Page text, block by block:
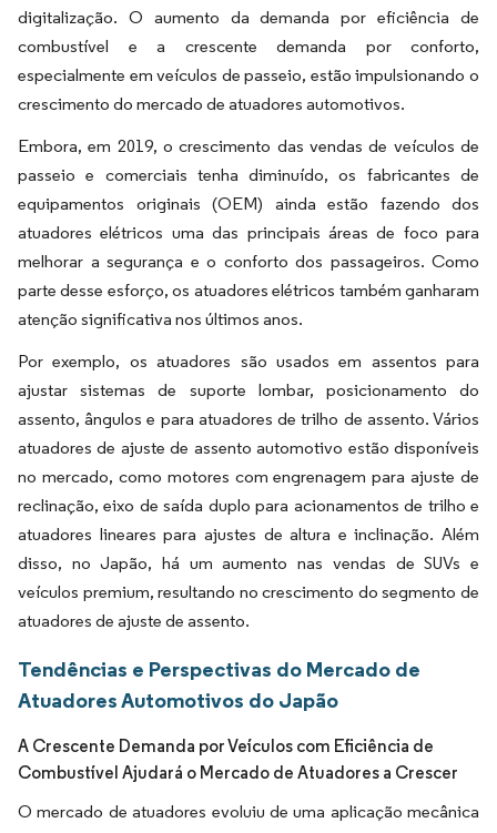
digitalização. O aumento da demanda por eficiência de
combustível e a crescente demanda por conforto,
especialmente em veículos de passeio, estão impulsionando o
crescimento do mercado de atuadores automotivos.
Embora, em 2019, o crescimento das vendas de veículos de
passeio e comerciais tenha diminuído, os fabricantes de
equipamentos originais (OEM) ainda estão fazendo dos
atuadores elétricos uma das principais áreas de foco para
melhorar a segurança e o conforto dos passageiros. Como
parte desse esforço, os atuadores elétricos também ganharam
atenção significativa nos últimos anos.
Por exemplo, os atuadores são usados em assentos para
ajustar sistemas de suporte lombar, posicionamento do
assento, ângulos e para atuadores de trilho de assento. Vários
atuadores de ajuste de assento automotivo estão disponíveis
no mercado, como motores com engrenagem para ajuste de
reclinação, eixo de saída duplo para acionamentos de trilho e
atuadores lineares para ajustes de altura e inclinação. Além
disso, no Japão, há um aumento nas vendas de SUVs e
veículos premium, resultando no crescimento do segmento de
atuadores de ajuste de assento.
Tendências e Perspectivas do Mercado de
Atuadores Automotivos do Japão
A Crescente Demanda por Veículos com Eficiência de
Combustível Ajudará o Mercado de Atuadores a Crescer
O mercado de atuadores evoluiu de uma aplicação mecânica